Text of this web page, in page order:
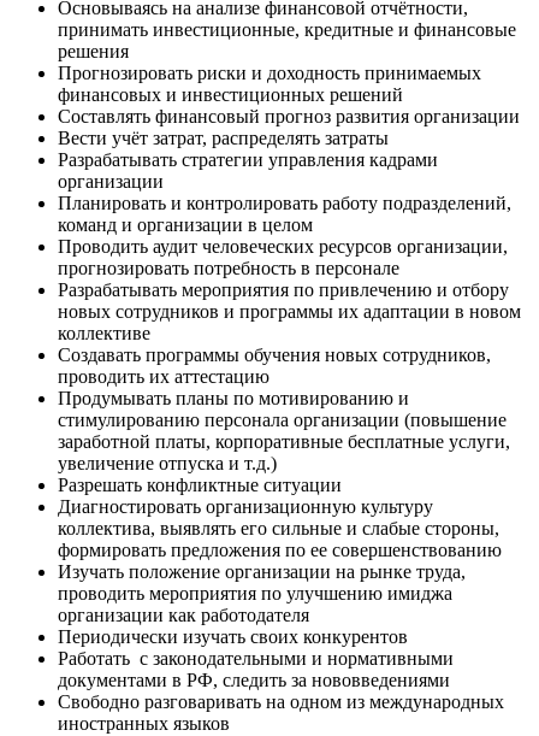
Основываясь на анализе финансовой отчётности,
принимать инвестиционные, кредитные и финансовые
решения
Прогнозировать риски и доходность принимаемых
финансовых и инвестиционных решений
Составлять финансовый прогноз развития организации
Вести учёт затрат, распределять затраты
Разрабатывать стратегии управления кадрами
организации
Планировать и контролировать работу подразделений,
команд и организации в целом
Проводить аудит человеческих ресурсов организации,
прогнозировать потребность в персонале
Разрабатывать мероприятия по привлечению и отбору
новых сотрудников и программы их адаптации в новом
коллективе
Создавать программы обучения новых сотрудников,
проводить их аттестацию
Продумывать планы по мотивированию и
стимулированию персонала организации (повышение
заработной платы, корпоративные бесплатные услуги,
увеличение отпуска и т.д.)
Разрешать конфликтные ситуации
Диагностировать организационную культуру
коллектива, выявлять его сильные и слабые стороны,
формировать предложения по ее совершенствованию
Изучать положение организации на рынке труда,
проводить мероприятия по улучшению имиджа
организации как работодателя
Периодически изучать своих конкурентов
Работать с законодательными и нормативными
документами в РФ, следить за нововведениями
Свободно разговаривать на одном из международных
иностранных языков